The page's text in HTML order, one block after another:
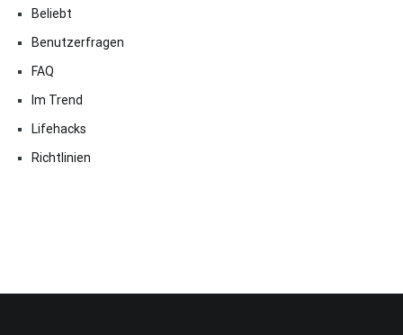
Beliebt
Benutzerfragen
FAQ
Im Trend
Lifehacks
Richtlinien